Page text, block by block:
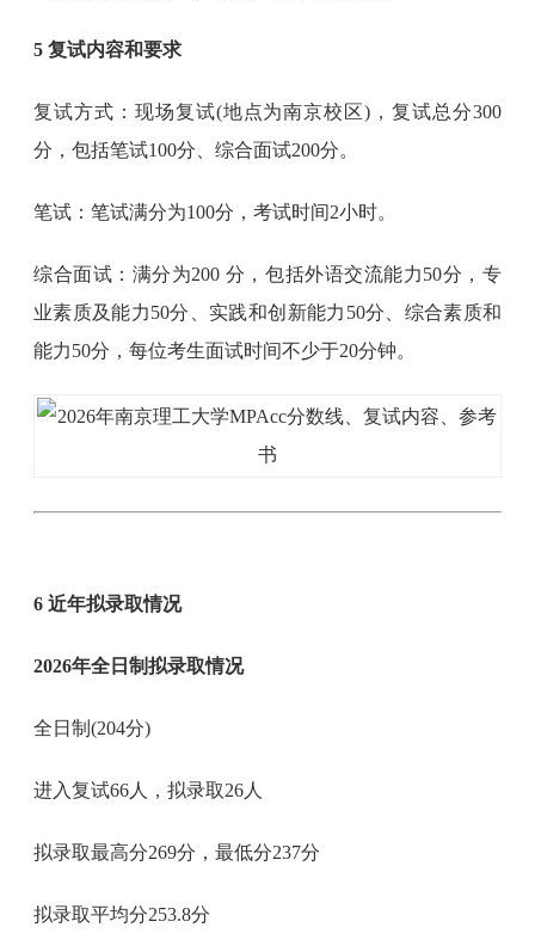
5 复试内容和要求
复试方式：现场复试(地点为南京校区)，复试总分300
分，包括笔试100分、综合面试200分。
笔试：笔试满分为100分，考试时间2小时。
综合面试：满分为200 分，包括外语交流能力50分，专
业素质及能力50分、实践和创新能力50分、综合素质和
能力50分，每位考生面试时间不少于20分钟。
6 近年拟录取情况
2026年全日制拟录取情况
全日制(204分)
进入复试66人，拟录取26人
拟录取最高分269分，最低分237分
拟录取平均分253.8分